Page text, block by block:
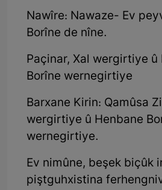
Nawîre: Nawaze- Ev
Borîne de nîne.
Paçinar, Xal wergirtiye û
Borîne wernegirtiye
Barxane Kirin: Qamûsa
wergirtiye û Henbane
wernegirtiye.
Ev nimûne, beşek biçûk
piştguhxistina